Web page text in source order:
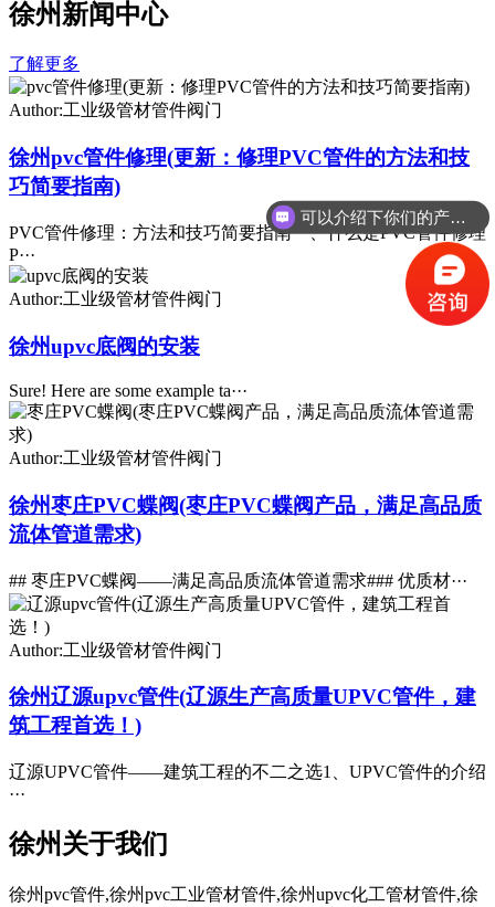
徐州新闻中心
了解更多
Author:工业级管材管件阀门
徐州pvc管件修理(更新：修理PVC管件的方法和技
巧简要指南)
PVC管件修理：方法和技巧简要指南一、什么是PVC管件修理
P···
Author:工业级管材管件阀门
徐州upvc底阀的安装
Sure! Here are some example ta···
Author:工业级管材管件阀门
徐州枣庄PVC蝶阀(枣庄PVC蝶阀产品，满足高品质
流体管道需求)
## 枣庄PVC蝶阀——满足高品质流体管道需求### 优质材···
Author:工业级管材管件阀门
徐州辽源upvc管件(辽源生产高质量UPVC管件，建
筑工程首选！)
辽源UPVC管件——建筑工程的不二之选1、UPVC管件的介绍
···
徐州关于我们
徐州pvc管件,徐州pvc工业管材管件,徐州upvc化工管材管件,徐
可以介绍下你们的产品么
你们是怎么收费的呢